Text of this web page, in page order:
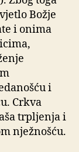
Božje
i onima
i
Crkva
trpljenja i
nježnošću.